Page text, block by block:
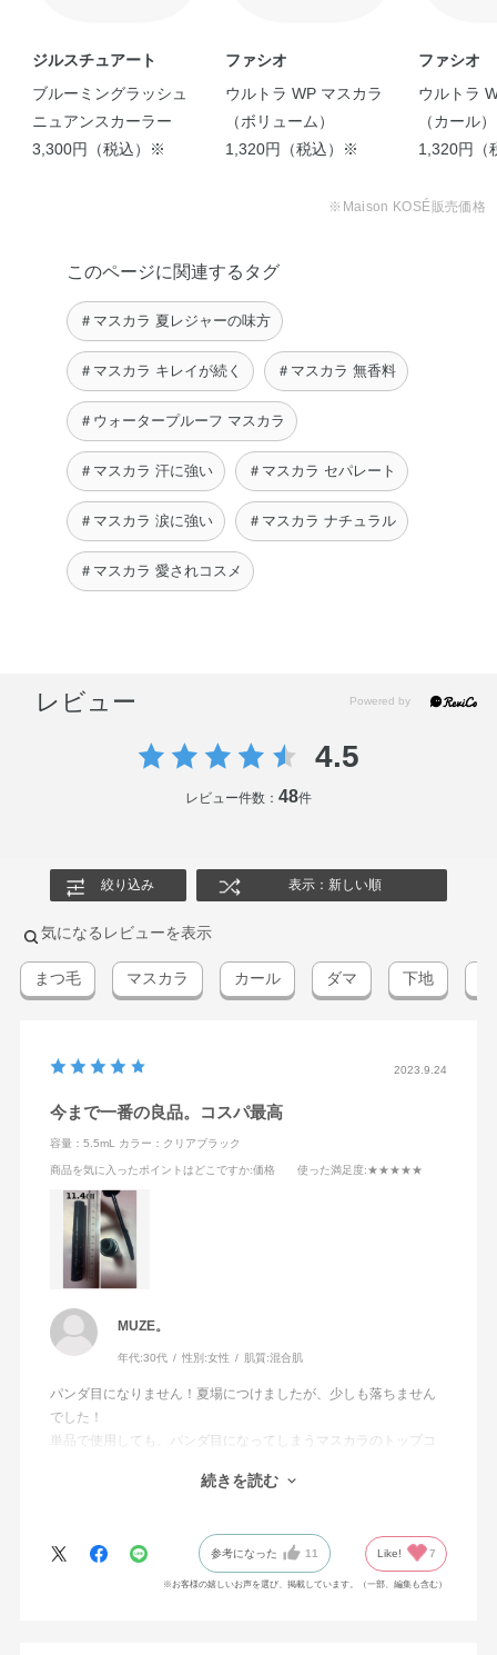
【やっぱりピンクって可
愛い！】 私の大好 …
seika
【KOSÉ社員のメイク持
ちが良い理由】 …
Mana
【コーセー社員もだいた
hiyori
【オフィスでこっそりハ
ロウィンメイク】い …
【マスクメイクの強い味
Kana
ジルスチュアート
ブルーミングラッシュ
ニュアンスカーラー
3,300円（税込）※
ファシオ
ウルトラ WP マスカラ
（ボリューム）
1,320円（税込）※
ファシオ
ウルトラ
（カール）
1,320円（
※Maison KOSÉ販売価格
このページに関連するタグ
＃マスカラ 夏レジャーの味方
＃マスカラ キレイが続く ＃マスカラ 無香料
＃ウォータープルーフ マスカラ
＃マスカラ 汗に強い ＃マスカラ セパレート
＃マスカラ 涙に強い ＃マスカラ ナチュラル
＃マスカラ 愛されコスメ
レビュー
4.5
レビュー件数： 48件
絞り込み 表示：新しい順
気になるレビューを表示
まつ毛 マスカラ カール ダマ 下地
2023.9.24
今まで一番の良品。コスパ最高
容量：5.5mL カラー：クリアブラック
商品を気に入ったポイントはどこですか:価格 使った満足度:★★★★★
MUZE。
年代:30代 性別:女性 肌質:混合肌
パンダ目になりません！夏場につけましたが、少しも落ちません
でした！
単品で使用しても、パンダ目になってしまうマスカラのトップコ
のが、乾くまでは下瞼についたりします。）あと、下まつ毛に塗
MAZZELコラボもあったので、買い足して３個持ってます。笑
落とす時は同ブランドのリムーバーが必要ですが、安いしすぐ落
続きを読む
参考になった 11 Like! 7
※お客様の嬉しいお声を選び、掲載しています。（一部、編集も含む）